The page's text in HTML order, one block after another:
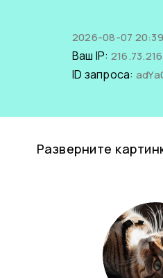
2026-08-07
Ваш IP:
ID запроса:
Разверните